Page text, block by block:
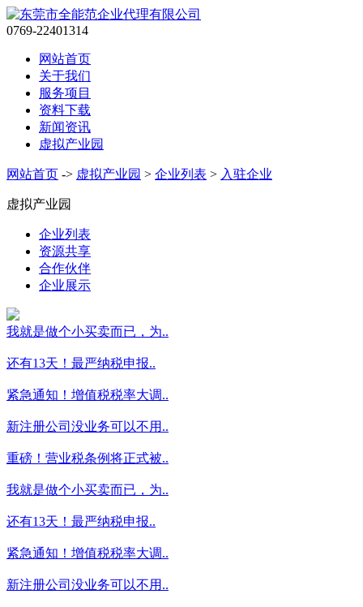
0769-22401314
网站首页
关于我们
服务项目
资料下载
新闻资讯
虚拟产业园
网站首页 -> 虚拟产业园 > 企业列表 > 入驻企业
虚拟产业园
企业列表
资源共享
合作伙伴
企业展示
我就是做个小买卖而已，为..
还有13天！最严纳税申报..
紧急通知！增值税税率大调..
新注册公司没业务可以不用..
重磅！营业税条例将正式被..
我就是做个小买卖而已，为..
还有13天！最严纳税申报..
紧急通知！增值税税率大调..
新注册公司没业务可以不用..